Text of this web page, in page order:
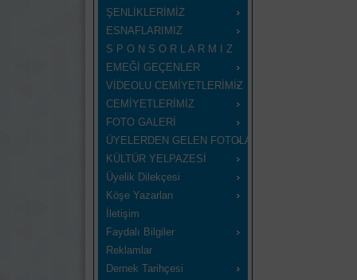
ŞENLİKLERİMİZ
ESNAFLARIMIZ
S P O N S O R L A R M I Z
EMEĞİ GEÇENLER
VİDEOLU CEMİYETLERİMİZ
CEMİYETLERİMİZ
FOTO GALERİ
ÜYELERDEN GELEN FOTOLAR
KÜLTÜR YELPAZESİ
Üyelik Dilekçesi
Köşe Yazarları
İletişim
Faydalı Bilgiler
Reklamlar
Dernek Tarihçesi